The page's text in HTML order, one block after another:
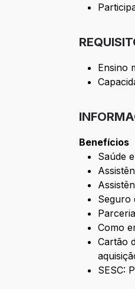
Ensino
Benefícios
Saúde
Seguro
Como
Cartão
SESC: